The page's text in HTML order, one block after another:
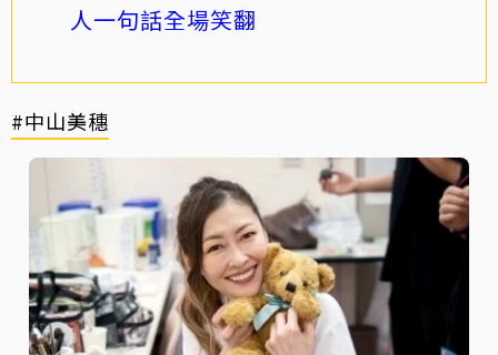
人一句話全場笑翻
#中山美穗